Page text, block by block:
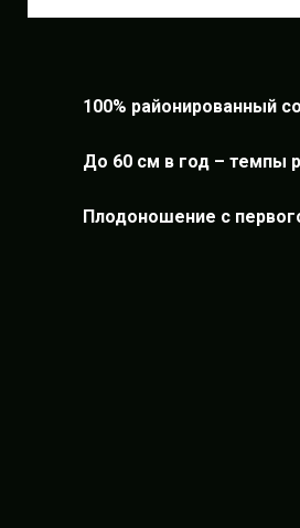
100% районированный
До 60 см в год – темпы
Плодоношение с